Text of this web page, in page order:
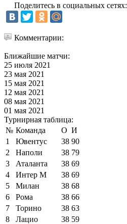
Поделитесь в социальных сетях:
Комментарии:
Ближайшие матчи:
25 июля 2021
23 мая 2021
15 мая 2021
12 мая 2021
08 мая 2021
01 мая 2021
Турнирная таблица:
№ Команда О И
1
Ювентус 38 90
2
Наполи 38 79
3
Аталанта 38 69
4
Интер М 38 69
5
Милан 38 68
6
Рома 38 66
7
Торино 38 63
8
Лацио 38 59